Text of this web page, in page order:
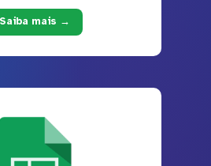
Saiba mais →